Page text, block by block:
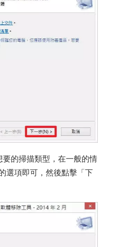
的掃描類型，在一般的情
選項即可，然後點擊「下